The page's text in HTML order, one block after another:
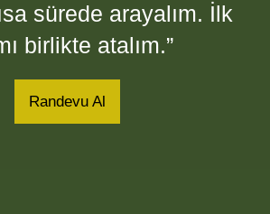
sürede arayalım. İlk
birlikte atalım.”
Randevu Al